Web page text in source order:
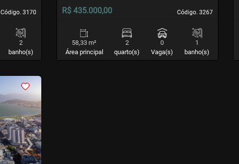
Código. 3170
Código. 3170
2
banho(s)
Código. 3267
Código. 3267
R$ 435.000,00
58,33 m²
Área principal
2
quarto(s)
0
Vaga(s)
1
banho(s)
›Next